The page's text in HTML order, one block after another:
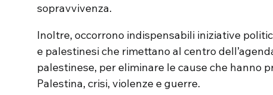
sopravvivenza.
Inoltre, occorrono indispensabili iniziative
e palestinesi che rimettano al centro
palestinese, per eliminare le cause che hanno
Palestina, crisi, violenze e guerre.